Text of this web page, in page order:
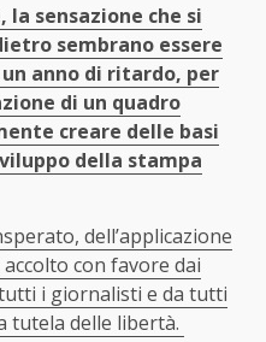
la sensazione che si
sembrano essere
anno di ritardo, per
di un quadro
creare delle basi
della stampa
dell’applicazione
con favore dai
i giornalisti e da tutti
tutela delle libertà.